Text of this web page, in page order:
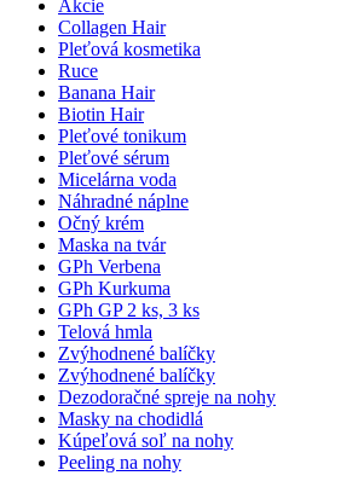
Akcie
Collagen Hair
Pleťová kosmetika
Ruce
Banana Hair
Biotin Hair
Pleťové tonikum
Pleťové sérum
Micelárna voda
Náhradné náplne
Očný krém
Maska na tvár
GPh Verbena
GPh Kurkuma
GPh GP 2 ks, 3 ks
Telová hmla
Zvýhodnené balíčky
Zvýhodnené balíčky
Dezodoračné spreje na nohy
Masky na chodidlá
Kúpeľová soľ na nohy
Peeling na nohy